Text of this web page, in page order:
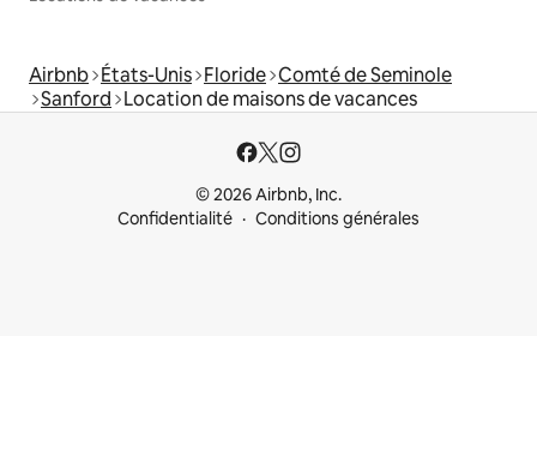
Airbnb États-Unis Floride Comté de Seminole
Sanford Location de maisons de vacances
© 2026 Airbnb, Inc.
Confidentialité
Conditions générales